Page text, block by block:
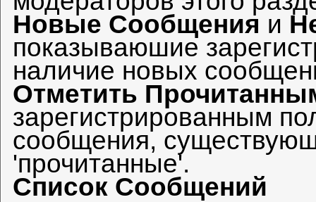
Новые Сообщения и
показываюшие
наличие новых
Отметить
зарегистрированным
сообщения,
'прочитанные'.
Список Сообщений